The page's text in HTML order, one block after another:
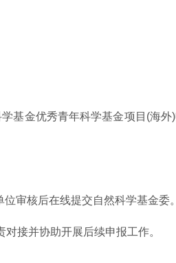
基金优秀青年科学基金项目(海外
审核后在线提交自然科学基金委。
接并协助开展后续申报工作。